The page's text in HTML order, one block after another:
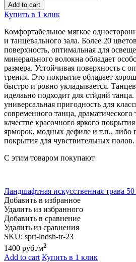
Add to cart
Купить в 1 клик
Комфортабельное мягкое
и танцевального зала. Более 20
поверхность, оптимальная для
минерального волокна обладает
размера. Устойчивая поверхность с
трения. Это покрытие обладает
быстро и ровно укладывается.
иделаьно подходит для стйдий
универсальная пригодность для
современного танца, драматического
качестве красочного яркого
ярморок, модных дефиле и т.п., либо
покрытия для чувствительных полов.
С этим товаром покупают
Ландшафтная искусственная трава
Добавить в избранное
Удалить из избранного
Добавить в сравнение
Удалить из сравнения
SKU: sprt-lndsh-tr-23
1400 руб./м2
Add to cart Купить в 1 клик